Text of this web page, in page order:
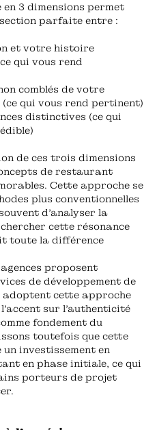
en 3 dimensions permet
parfaite entre :
et votre histoire
qui vous rend
comblés de votre
(ce qui vous rend pertinent)
distinctives (ce qui
de ces trois dimensions
de restaurant
Cette approche se
plus conventionnelles
d'analyser la
cette résonance
toute la différence
proposent
de développement de
adoptent cette approche
sur l'authenticité
fondement du
toutefois que cette
un investissement en
en phase initiale, ce qui
porteurs de projet